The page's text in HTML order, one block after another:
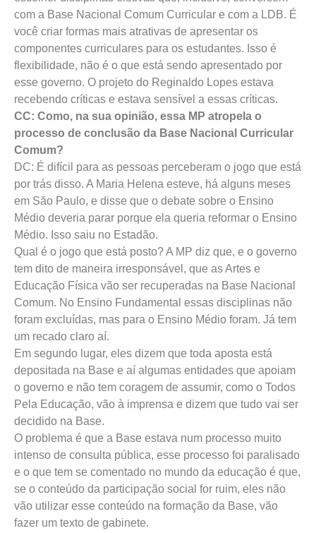
com a Base Nacional Comum Curricular e com a LDB. É
você criar formas mais atrativas de apresentar os
componentes curriculares para os estudantes. Isso é
flexibilidade, não é o que está sendo apresentado por
esse governo. O projeto do Reginaldo Lopes estava
recebendo críticas e estava sensível a essas críticas.
CC: Como, na sua opinião, essa MP atropela o
processo de conclusão da Base Nacional Curricular
Comum?
DC: É difícil para as pessoas perceberam o jogo que está
por trás disso. A Maria Helena esteve, há alguns meses
em São Paulo, e disse que o debate sobre o Ensino
Médio deveria parar porque ela queria reformar o Ensino
Médio. Isso saiu no Estadão.
Qual é o jogo que está posto? A MP diz que, e o governo
tem dito de maneira irresponsável, que as Artes e
Educação Física vão ser recuperadas na Base Nacional
Comum. No Ensino Fundamental essas disciplinas não
foram excluídas, mas para o Ensino Médio foram. Já tem
um recado claro aí.
Em segundo lugar, eles dizem que toda aposta está
depositada na Base e aí algumas entidades que apoiam
o governo e não tem coragem de assumir, como o Todos
Pela Educação, vão à imprensa e dizem que tudo vai ser
decidido na Base.
O problema é que a Base estava num processo muito
intenso de consulta pública, esse processo foi paralisado
e o que tem se comentado no mundo da educação é que,
se o conteúdo da participação social for ruim, eles não
vão utilizar esse conteúdo na formação da Base, vão
fazer um texto de gabinete.